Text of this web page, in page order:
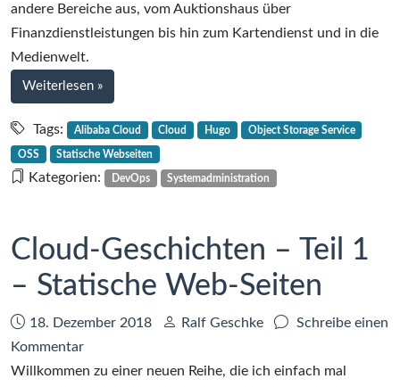
die
40
Services
andere Bereiche aus, vom Auktionshaus über
Finanzdienstleistungen bis hin zum Kartendienst und in die
Medienwelt.
Weiterlesen bei
Cloud-
Geschichten
–
Teil
Alibaba
und
die
40
Services
»
Tags: Alibaba Cloud Cloud Hugo Object Storage Service
OSS Statische Webseiten
Kategorien: DevOps Systemadministration
Cloud-Geschichten – Teil 1
– Statische Web-Seiten
Datum:
18. Dezember 2018 Autor:
Ralf Geschke
Schreibe einen
Kommentarzu
Cloud-
Willkommen zu einer neuen Reihe, die ich einfach mal